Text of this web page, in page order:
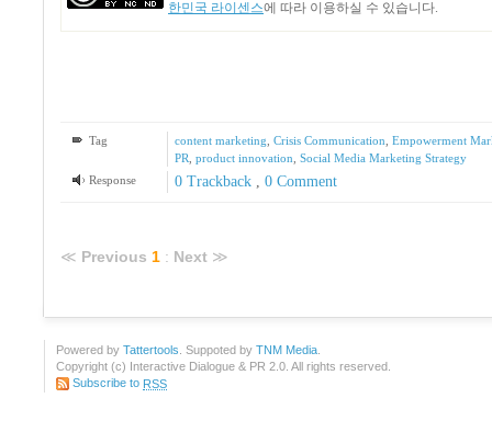
한민국 라이센스에 따라 이용하실 수 있습니다.
Tag content marketing, Crisis Communication, Empowerment
PR, product innovation, Social Media Marketing Strategy
Response
0 Trackback 0 Comment
≪ Previous 1 : Next ≫
Powered by Tattertools . Suppoted by TNM Media
Copyright (c) Interactive Dialogue & PR 2.0. All rights reserved.
Subscribe to RSS